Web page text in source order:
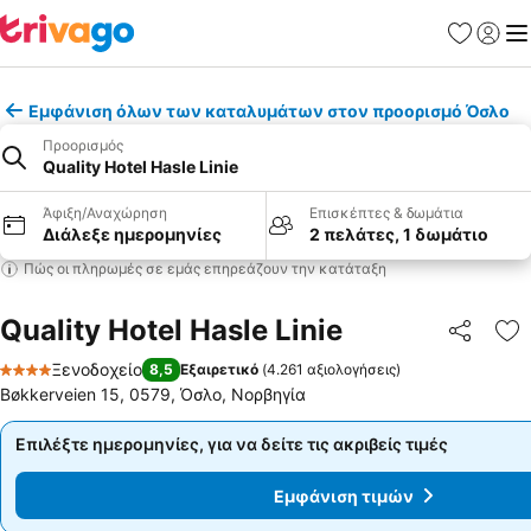
Εμφάνιση όλων των καταλυμάτων στον προορισμό Όσλο
Προορισμός
Quality Hotel Hasle Linie
Άφιξη/Αναχώρηση
Διάλεξε ημερομηνίες
Επισκέπτες & δωμάτια
2 πελάτες, 1 δωμάτιο
Πώς οι πληρωμές σε εμάς επηρεάζουν την κατάταξη
Quality Hotel Hasle Linie
4 Αστέρια
Ξενοδοχείο 8,5 Εξαιρετικό (4.261 αξιολογήσεις)
Bøkkerveien 15, 0579, Όσλο, Νορβηγία
Επιλέξτε ημερομηνίες, για να δείτε τις ακριβείς τιμές
Εμφάνιση τιμών
Επιλέξτε ημερομηνίες, για να δείτε τις ακριβείς τιμές
Εμφάνιση τιμών